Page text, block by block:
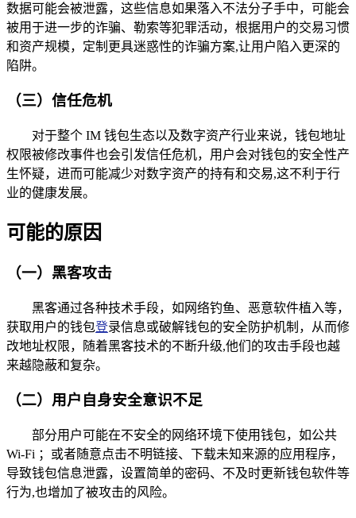
数据可能会被泄露，这些信息如果落入不法分子手中，可能会
被用于进一步的诈骗、勒索等犯罪活动，根据用户的交易习惯
和资产规模，定制更具迷惑性的诈骗方案,让用户陷入更深的
陷阱。
（三）信任危机
对于整个 IM 钱包生态以及数字资产行业来说，钱包地址
权限被修改事件也会引发信任危机，用户会对钱包的安全性产
生怀疑，进而可能减少对数字资产的持有和交易,这不利于行
业的健康发展。
可能的原因
（一）黑客攻击
黑客通过各种技术手段，如网络钓鱼、恶意软件植入等，
获取用户的钱包登录信息或破解钱包的安全防护机制，从而修
改地址权限，随着黑客技术的不断升级,他们的攻击手段也越
来越隐蔽和复杂。
（二）用户自身安全意识不足
部分用户可能在不安全的网络环境下使用钱包，如公共
Wi-Fi ；或者随意点击不明链接、下载未知来源的应用程序，
导致钱包信息泄露，设置简单的密码、不及时更新钱包软件等
行为,也增加了被攻击的风险。